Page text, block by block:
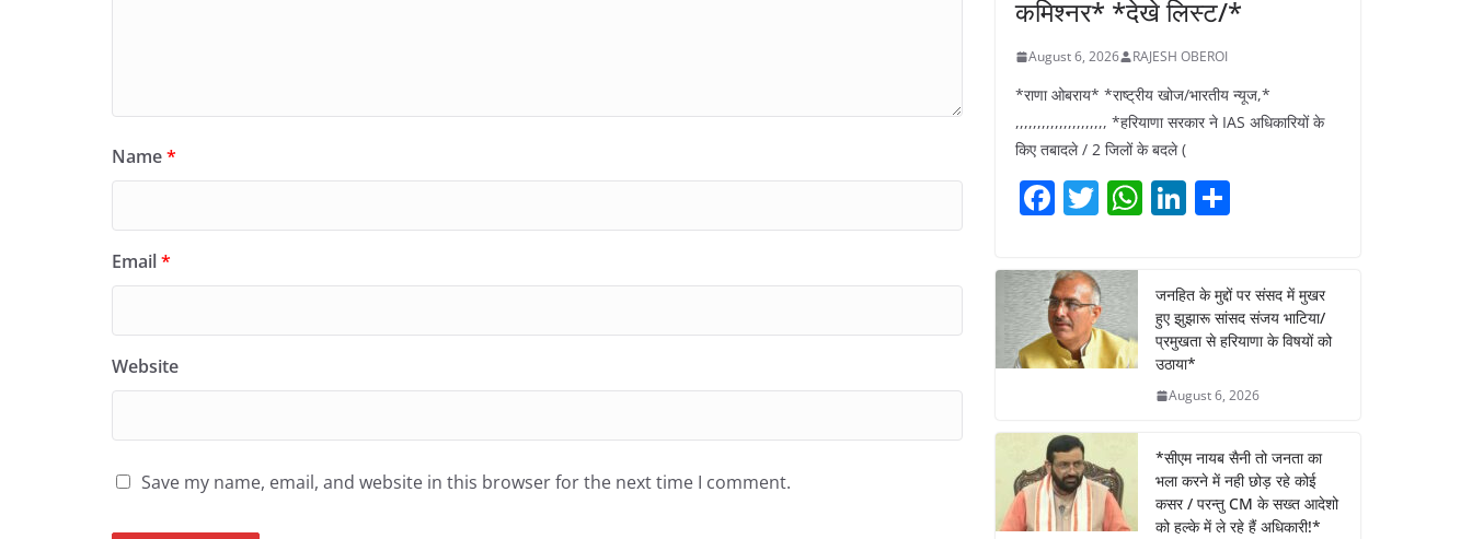
Name*
Email*
Website
Save my name, email, and website in this browser for the next time I comment.
कमिश्नर* *देखे लिस्ट/*
August 6, 2026 RAJESH OBEROI
*राणा ओबराय* *राष्ट्रीय खोज/भारतीय न्यूज,*
,,,,,,,,,,,,,,,,,,,,, *हरियाणा सरकार ने IAS अधिकारियों के
किए तबादले / 2 जिलों के बदले (
F
c
e
b
o
k
T
itt
er
W
s
A
p
p
Li
e
dI
n
e
जनहित के मुद्दों पर संसद में मुखर
हुए झुझारू सांसद संजय भाटिया/
प्रमुखता से हरियाणा के विषयों को
उठाया*
August 6, 2026
*सीएम नायब सैनी तो जनता का
भला करने में नही छोड़ रहे कोई
कसर / परन्तु CM के सख्त आदेशो
को हल्के में ले रहे हैं अधिकारी!*